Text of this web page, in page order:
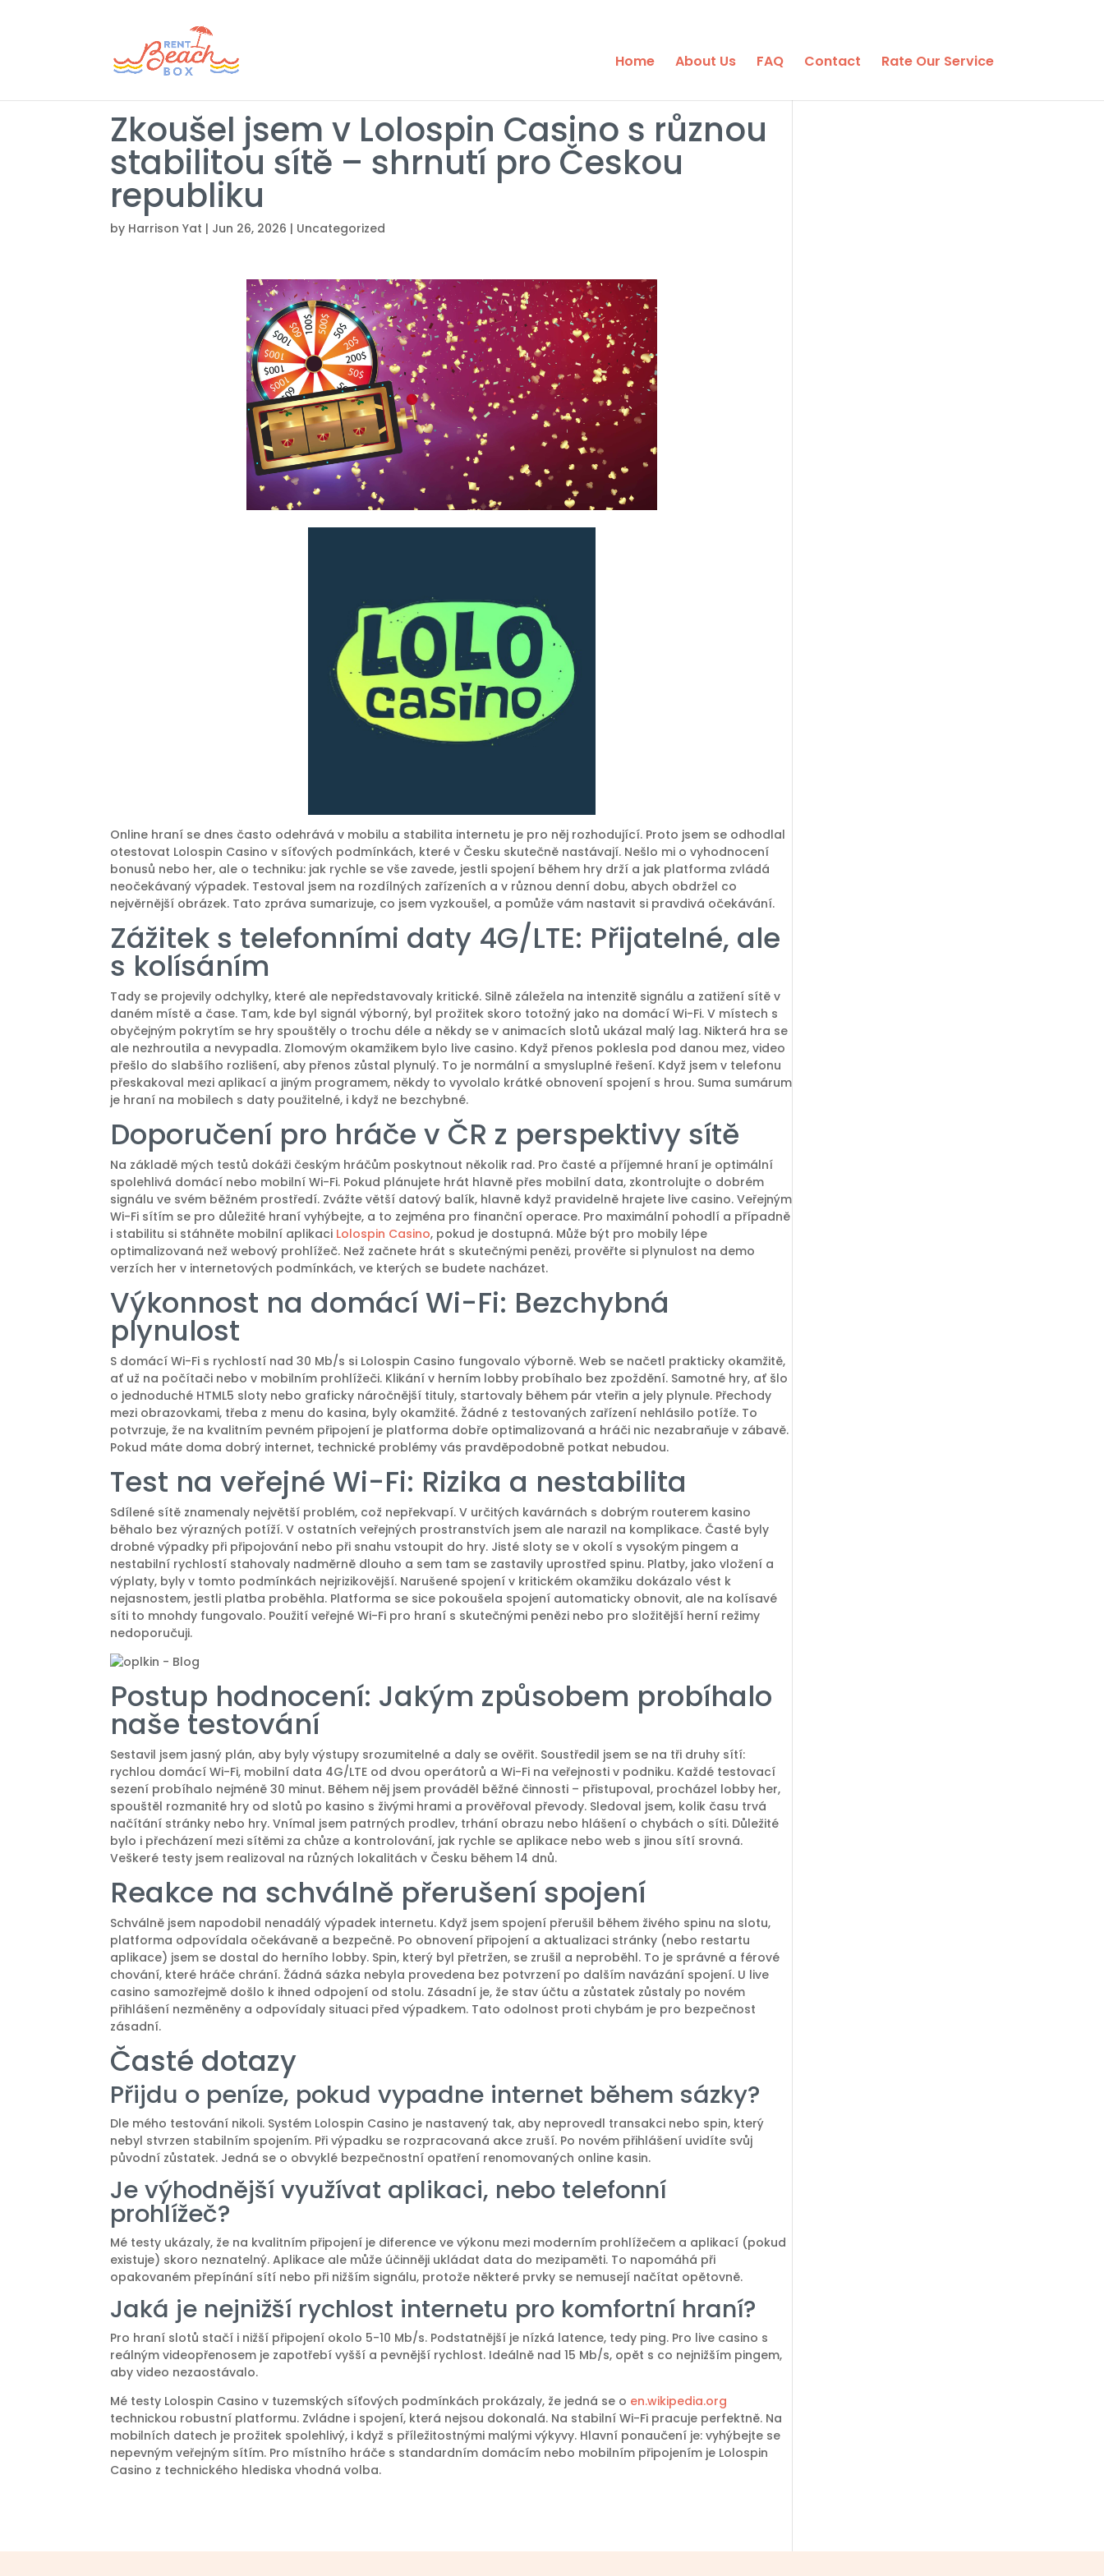
Home About Us FAQ Contact Rate Our Service
Zkoušel jsem v Lolospin Casino s různou
stabilitou sítě – shrnutí pro Českou
republiku
by Harrison Yat | Jun 26, 2026 | Uncategorized
Online hraní se dnes často odehrává v mobilu a stabilita internetu je pro něj rozhodující. Proto jsem se odhodlal
otestovat Lolospin Casino v síťových podmínkách, které v Česku skutečně nastávají. Nešlo mi o vyhodnocení
bonusů nebo her, ale o techniku: jak rychle se vše zavede, jestli spojení během hry drží a jak platforma zvládá
neočekávaný výpadek. Testoval jsem na rozdílných zařízeních a v různou denní dobu, abych obdržel co
nejvěrnější obrázek. Tato zpráva sumarizuje, co jsem vyzkoušel, a pomůže vám nastavit si pravdivá očekávání.
Zážitek s telefonními daty 4G/LTE: Přijatelné, ale
s kolísáním
Tady se projevily odchylky, které ale nepředstavovaly kritické. Silně záležela na intenzitě signálu a zatižení sítě v
daném místě a čase. Tam, kde byl signál výborný, byl prožitek skoro totožný jako na domácí Wi-Fi. V místech s
obyčejným pokrytím se hry spouštěly o trochu déle a někdy se v animacích slotů ukázal malý lag. Nikterá hra se
ale nezhroutila a nevypadla. Zlomovým okamžikem bylo live casino. Když přenos poklesla pod danou mez, video
přešlo do slabšího rozlišení, aby přenos zůstal plynulý. To je normální a smysluplné řešení. Když jsem v telefonu
přeskakoval mezi aplikací a jiným programem, někdy to vyvolalo krátké obnovení spojení s hrou. Suma sumárum
je hraní na mobilech s daty použitelné, i když ne bezchybné.
Doporučení pro hráče v ČR z perspektivy sítě
Na základě mých testů dokáži českým hráčům poskytnout několik rad. Pro časté a příjemné hraní je optimální
spolehlivá domácí nebo mobilní Wi-Fi. Pokud plánujete hrát hlavně přes mobilní data, zkontrolujte o dobrém
signálu ve svém běžném prostředí. Zvážte větší datový balík, hlavně když pravidelně hrajete live casino. Veřejným
Wi-Fi sítím se pro důležité hraní vyhýbejte, a to zejména pro finanční operace. Pro maximální pohodlí a případně
i stabilitu si stáhněte mobilní aplikaci Lolospin Casino, pokud je dostupná. Může být pro mobily lépe
optimalizovaná než webový prohlížeč. Než začnete hrát s skutečnými penězi, prověřte si plynulost na demo
verzích her v internetových podmínkách, ve kterých se budete nacházet.
Výkonnost na domácí Wi-Fi: Bezchybná
plynulost
S domácí Wi-Fi s rychlostí nad 30 Mb/s si Lolospin Casino fungovalo výborně. Web se načetl prakticky okamžitě,
ať už na počítači nebo v mobilním prohlížeči. Klikání v herním lobby probíhalo bez zpoždění. Samotné hry, ať šlo
o jednoduché HTML5 sloty nebo graficky náročnější tituly, startovaly během pár vteřin a jely plynule. Přechody
mezi obrazovkami, třeba z menu do kasina, byly okamžité. Žádné z testovaných zařízení nehlásilo potíže. To
potvrzuje, že na kvalitním pevném připojení je platforma dobře optimalizovaná a hráči nic nezabraňuje v zábavě.
Pokud máte doma dobrý internet, technické problémy vás pravděpodobně potkat nebudou.
Test na veřejné Wi-Fi: Rizika a nestabilita
Sdílené sítě znamenaly největší problém, což nepřekvapí. V určitých kavárnách s dobrým routerem kasino
běhalo bez výrazných potíží. V ostatních veřejných prostranstvích jsem ale narazil na komplikace. Časté byly
drobné výpadky při připojování nebo při snahu vstoupit do hry. Jisté sloty se v okolí s vysokým pingem a
nestabilní rychlostí stahovaly nadměrně dlouho a sem tam se zastavily uprostřed spinu. Platby, jako vložení a
výplaty, byly v tomto podmínkách nejrizikovější. Narušené spojení v kritickém okamžiku dokázalo vést k
nejasnostem, jestli platba proběhla. Platforma se sice pokoušela spojení automaticky obnovit, ale na kolísavé
síti to mnohdy fungovalo. Použití veřejné Wi-Fi pro hraní s skutečnými penězi nebo pro složitější herní režimy
nedoporučuji.
Postup hodnocení: Jakým způsobem probíhalo
naše testování
Sestavil jsem jasný plán, aby byly výstupy srozumitelné a daly se ověřit. Soustředil jsem se na tři druhy sítí:
rychlou domácí Wi-Fi, mobilní data 4G/LTE od dvou operátorů a Wi-Fi na veřejnosti v podniku. Každé testovací
sezení probíhalo nejméně 30 minut. Během něj jsem prováděl běžné činnosti – přistupoval, procházel lobby her,
spouštěl rozmanité hry od slotů po kasino s živými hrami a prověřoval převody. Sledoval jsem, kolik času trvá
načítání stránky nebo hry. Vnímal jsem patrných prodlev, trhání obrazu nebo hlášení o chybách o síti. Důležité
bylo i přecházení mezi sítěmi za chůze a kontrolování, jak rychle se aplikace nebo web s jinou sítí srovná.
Veškeré testy jsem realizoval na různých lokalitách v Česku během 14 dnů.
Reakce na schválně přerušení spojení
Schválně jsem napodobil nenadálý výpadek internetu. Když jsem spojení přerušil během živého spinu na slotu,
platforma odpovídala očekávaně a bezpečně. Po obnovení připojení a aktualizaci stránky (nebo restartu
aplikace) jsem se dostal do herního lobby. Spin, který byl přetržen, se zrušil a neproběhl. To je správné a férové
chování, které hráče chrání. Žádná sázka nebyla provedena bez potvrzení po dalším navázání spojení. U live
casino samozřejmě došlo k ihned odpojení od stolu. Zásadní je, že stav účtu a zůstatek zůstaly po novém
přihlášení nezměněny a odpovídaly situaci před výpadkem. Tato odolnost proti chybám je pro bezpečnost
zásadní.
Časté dotazy
Přijdu o peníze, pokud vypadne internet během sázky?
Dle mého testování nikoli. Systém Lolospin Casino je nastavený tak, aby neprovedl transakci nebo spin, který
nebyl stvrzen stabilním spojením. Při výpadku se rozpracovaná akce zruší. Po novém přihlášení uvidíte svůj
původní zůstatek. Jedná se o obvyklé bezpečnostní opatření renomovaných online kasin.
Je výhodnější využívat aplikaci, nebo telefonní
prohlížeč?
Mé testy ukázaly, že na kvalitním připojení je diference ve výkonu mezi moderním prohlížečem a aplikací (pokud
existuje) skoro neznatelný. Aplikace ale může účinněji ukládat data do mezipaměti. To napomáhá při
opakovaném přepínání sítí nebo při nižším signálu, protože některé prvky se nemusejí načítat opětovně.
Jaká je nejnižší rychlost internetu pro komfortní hraní?
Pro hraní slotů stačí i nižší připojení okolo 5-10 Mb/s. Podstatnější je nízká latence, tedy ping. Pro live casino s
reálným videopřenosem je zapotřebí vyšší a pevnější rychlost. Ideálně nad 15 Mb/s, opět s co nejnižším pingem,
aby video nezaostávalo.
Mé testy Lolospin Casino v tuzemských síťových podmínkách prokázaly, že jedná se o en.wikipedia.org
technickou robustní platformu. Zvládne i spojení, která nejsou dokonalá. Na stabilní Wi-Fi pracuje perfektně. Na
mobilních datech je prožitek spolehlivý, i když s příležitostnými malými výkyvy. Hlavní ponaučení je: vyhýbejte se
nepevným veřejným sítím. Pro místního hráče s standardním domácím nebo mobilním připojením je Lolospin
Casino z technického hlediska vhodná volba.